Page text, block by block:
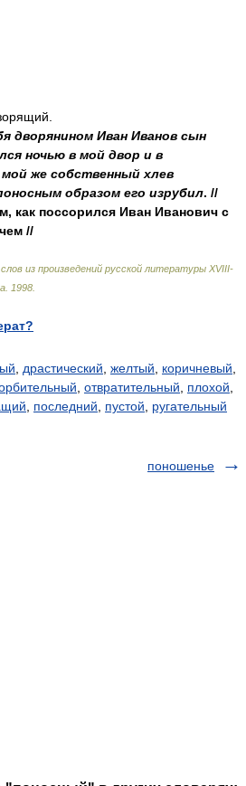
дворянином Иван Иванов сын
ночью в мой двор и в
же собственный хлев
образом его изрубил. //
как поссорился Иван Иванович с
//
из произведений русской литературы ХVIII-
1998
драстический желтый коричневый
отвратительный плохой
последний пустой ругательный
поношенье